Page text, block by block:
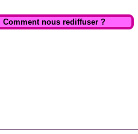
Comment nous rediffuser ?